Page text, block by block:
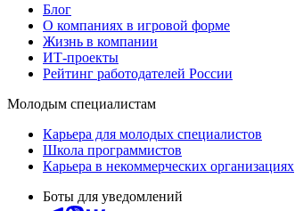
Блог
О компаниях в игровой форме
Жизнь в компании
ИТ-проекты
Рейтинг работодателей России
Молодым специалистам
Карьера для молодых специалистов
Школа программистов
Карьера в некоммерческих организациях
Боты для уведомлений